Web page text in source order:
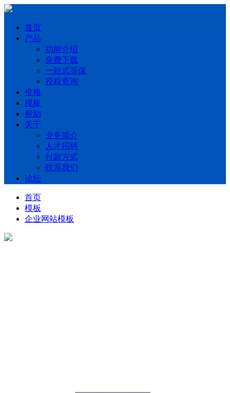
首页
产品
功能介绍
免费下载
一站式等保
授权查询
价格
模板
帮助
关于
业务简介
人才招聘
付款方式
联系我们
论坛
首页
模板
企业网站模板